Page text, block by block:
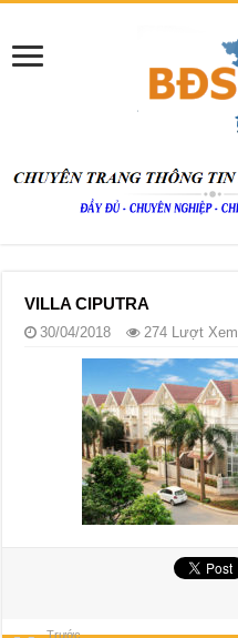
VILLA CIPUTRA
30/04/2018 274 Lượt Xem
Trước